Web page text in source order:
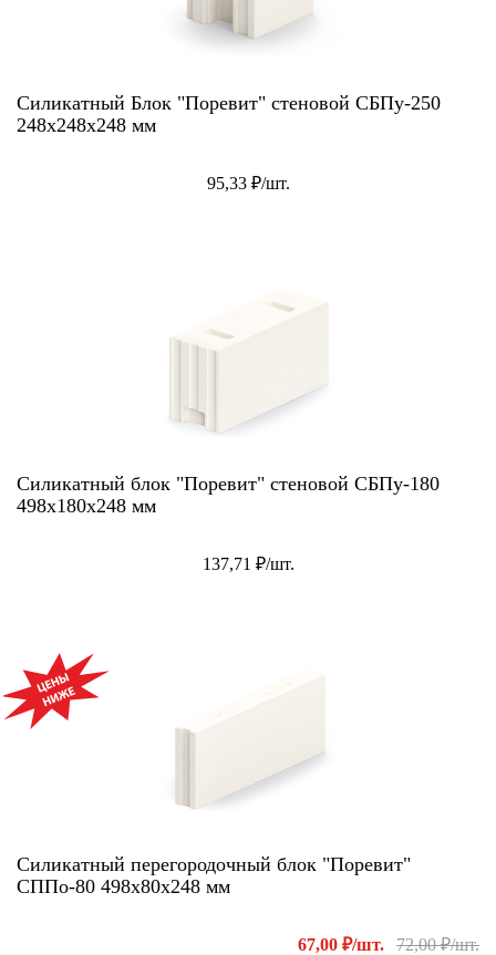
Силикатный Блок "Поревит" стеновой СБПу-250
248x248x248 мм
95,33 ₽/шт.
Силикатный блок "Поревит" стеновой СБПу-180
498х180х248 мм
137,71 ₽/шт.
АКЦИЯ!
Силикатный перегородочный блок "Поревит"
СППо-80 498х80х248 мм
67,00 ₽/шт. 72,00 ₽/шт.